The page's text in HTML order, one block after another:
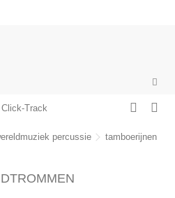
percussie
tamboerijnen